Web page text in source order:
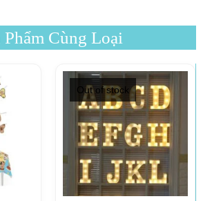
Phẩm Cùng Loại
Out of stock